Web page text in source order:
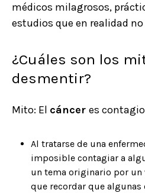
médicos milagrosos,
estudios que en realidad
¿Cuáles son los
desmentir?
Mito: El cáncer es
Al tratarse de una
imposible contagiar a
un tema originario por un
que recordar que algunas